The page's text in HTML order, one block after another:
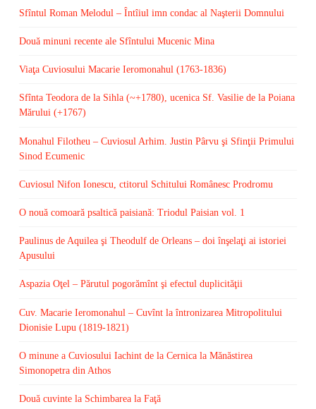
Sfîntul Roman Melodul – Întîiul imn condac al Naşterii Domnului
Două minuni recente ale Sfîntului Mucenic Mina
Viaţa Cuviosului Macarie Ieromonahul (1763-1836)
Sfînta Teodora de la Sihla (~+1780), ucenica Sf. Vasilie de la Poiana
Mărului (+1767)
Monahul Filotheu – Cuviosul Arhim. Justin Pârvu şi Sfinţii Primului
Sinod Ecumenic
Cuviosul Nifon Ionescu, ctitorul Schitului Românesc Prodromu
O nouă comoară psaltică paisiană: Triodul Paisian vol. 1
Paulinus de Aquilea şi Theodulf de Orleans – doi înşelaţi ai istoriei
Apusului
Aspazia Oţel – Părutul pogorămînt şi efectul duplicităţii
Cuv. Macarie Ieromonahul – Cuvînt la întronizarea Mitropolitului
Dionisie Lupu (1819-1821)
O minune a Cuviosului Iachint de la Cernica la Mănăstirea
Simonopetra din Athos
Două cuvinte la Schimbarea la Faţă